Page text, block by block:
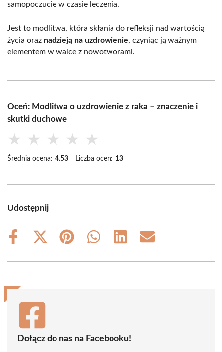
samopoczucie w czasie leczenia.
Jest to modlitwa, która skłania do refleksji nad wartością
życia oraz nadzieją na uzdrowienie, czyniąc ją ważnym
elementem w walce z nowotworami.
Oceń: Modlitwa o uzdrowienie z raka – znaczenie i
skutki duchowe
★ ★ ★ ★ ★
Średnia ocena: 4.53 Liczba ocen: 13
Udostępnij
Share
Share
(Twitter)
Share
Share
Share
Share
Dołącz do nas na Facebooku!